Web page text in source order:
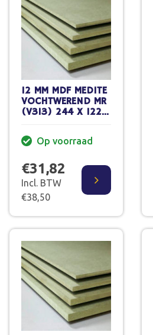
12 MM MDF MEDITE
VOCHTWEREND MR
(V313) 244 X 122
Op voorraad
€31,82
Incl. BTW
€38,50